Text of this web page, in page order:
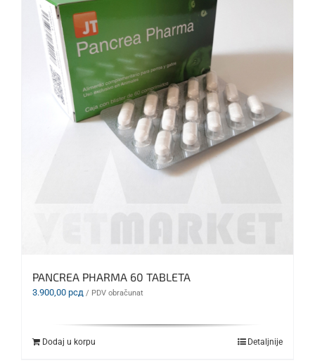
PANCREA PHARMA 60 TABLETA
3.900,00 рсд / PDV obračunat
Dodaj u korpu Detaljnije